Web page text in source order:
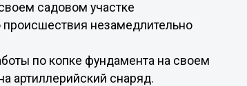
садовом участке
незамедлительно
по копке фундамента на своем
артиллерийский снаряд.